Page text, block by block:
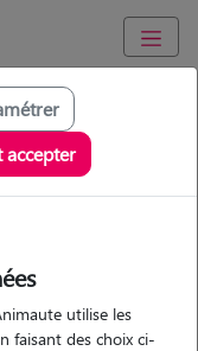
à
accepter
utilise les
faisant des choix ci-